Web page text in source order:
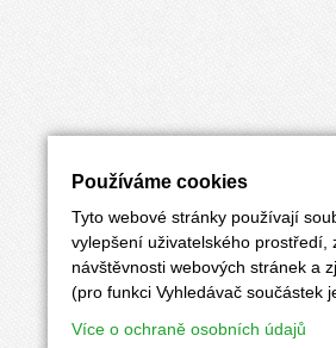
Používáme cookies
Tyto webové stránky používají
vylepšení uživatelského
návštěvnosti webových stránek a
(pro funkci Vyhledávač součástek
Více o ochraně osobních údajů